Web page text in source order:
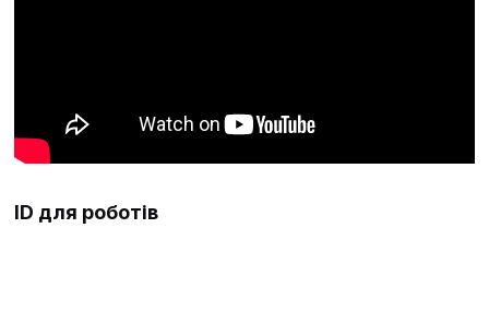
ID для роботів